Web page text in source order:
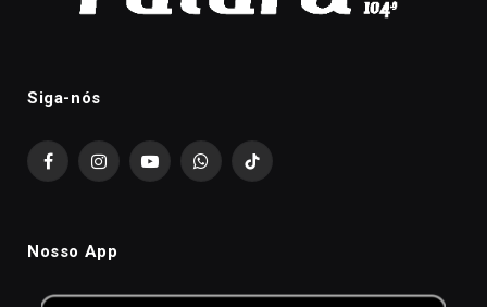
Siga-nós
FacebookInstagramYouTubeWhatsAppTikTok
Nosso App